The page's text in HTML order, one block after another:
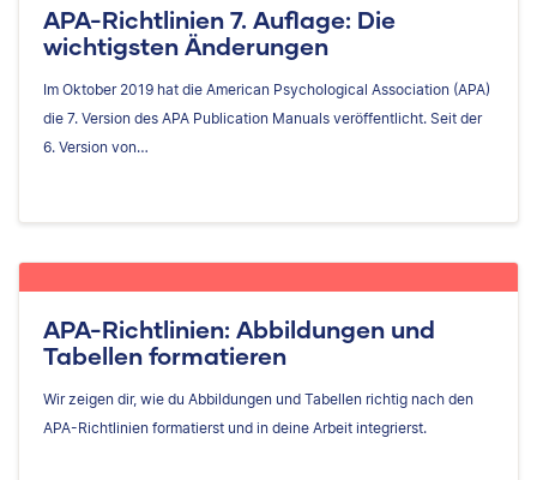
APA-Richtlinien 7. Auflage: Die
wichtigsten Änderungen
Im Oktober 2019 hat die American Psychological Association (APA)
die 7. Version des APA Publication Manuals veröffentlicht. Seit der
6. Version von…
APA-Richtlinien: Abbildungen und
Tabellen formatieren
Wir zeigen dir, wie du Abbildungen und Tabellen richtig nach den
APA-Richtlinien formatierst und in deine Arbeit integrierst.